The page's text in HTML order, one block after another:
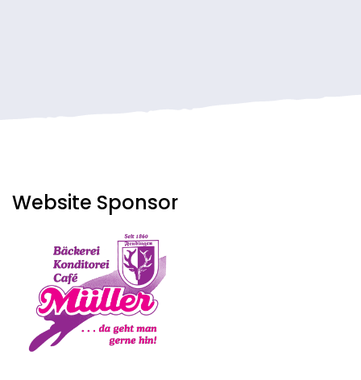
Website Sponsor